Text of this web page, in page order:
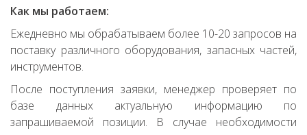
Как мы работаем:
Ежедневно мы обрабатываем более 10-20 запросов на
поставку различного оборудования, запасных частей,
инструментов.
После поступления заявки, менеджер проверяет по
базе данных актуальную информацию по
запрашиваемой позиции. В случае необходимости